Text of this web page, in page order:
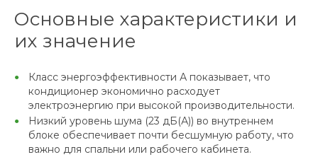
Основные характеристики и
их значение
Класс энергоэффективности А показывает, что
кондиционер экономично расходует
электроэнергию при высокой производительности.
Низкий уровень шума (23 дБ(А)) во внутреннем
блоке обеспечивает почти бесшумную работу, что
важно для спальни или рабочего кабинета.